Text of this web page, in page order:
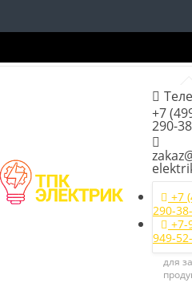
+7
290-
+7
290-
+7-
949-
для